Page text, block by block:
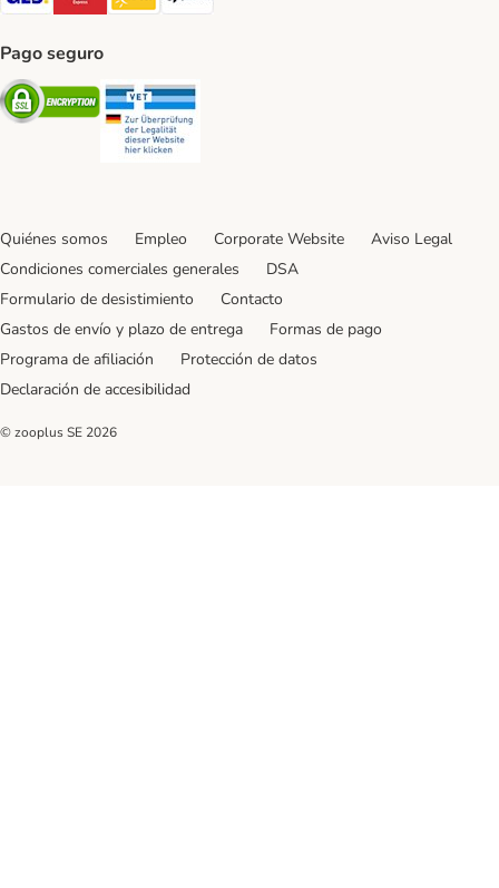
Pago seguro
Security
Quiénes somos Empleo Corporate Website
Aviso Legal
Condiciones comerciales generales
DSA
Formulario de desistimiento
Contacto
Gastos de envío y plazo de entrega
Formas de pago
Programa de afiliación
Protección de datos
Declaración de accesibilidad
© zooplus SE 2026